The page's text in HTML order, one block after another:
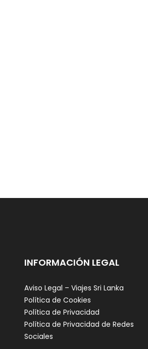
INFORMACIÓN LEGAL
Aviso Legal – Viajes Sri Lanka
Política de Cookies
Política de Privacidad
Política de Privacidad de Redes
Sociales